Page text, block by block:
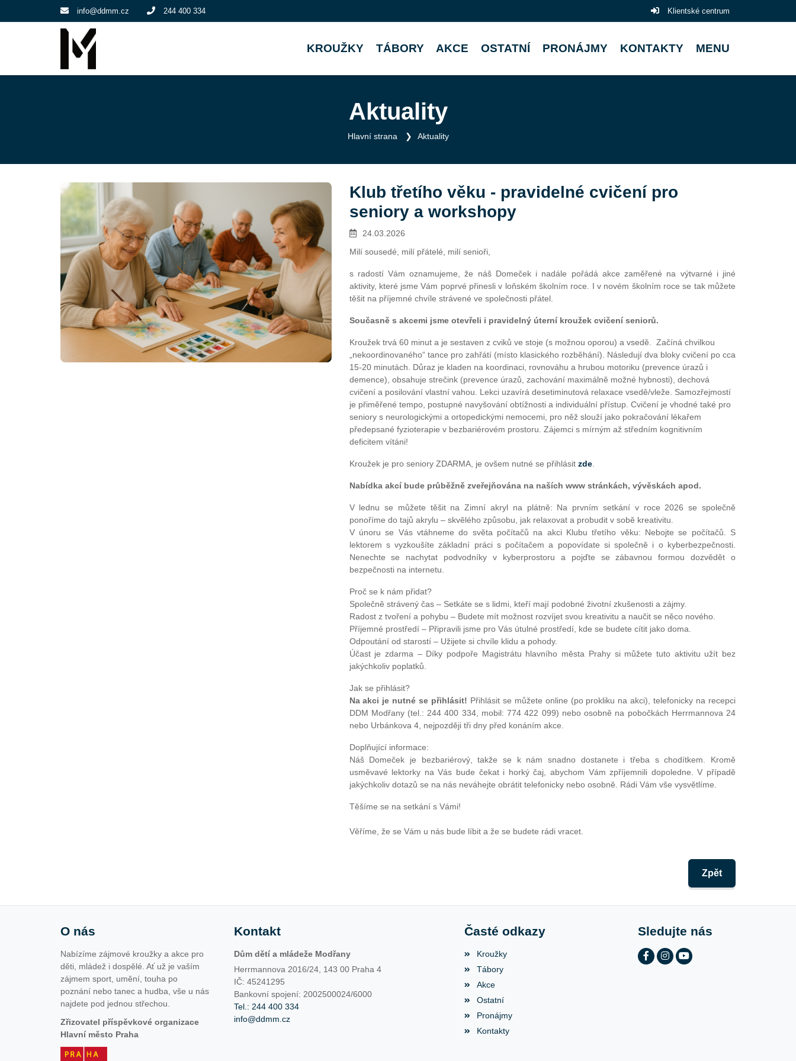
info@ddmm.cz 244 400 334 Klientské centrum
KROUŽKY TÁBORY AKCE OSTATNÍ PRONÁJMY KONTAKTY MENU
Aktuality
Hlavní strana Aktuality
Klub třetího věku - pravidelné cvičení pro
seniory a workshopy
24.03.2026
Milí sousedé, milí přátelé, milí senioři,
s radostí Vám oznamujeme, že náš Domeček i nadále pořádá akce zaměřené na výtvarné i jiné
aktivity, které jsme Vám poprvé přinesli v loňském školním roce. I v novém školním roce se tak můžete
těšit na příjemné chvíle strávené ve společnosti přátel.
Současně s akcemi jsme otevřeli i pravidelný úterní kroužek cvičení seniorů.
Kroužek trvá 60 minut a je sestaven z cviků ve stoje (s možnou oporou) a vsedě. Začíná chvilkou
„nekoordinovaného“ tance pro zahřátí (místo klasického rozběhání). Následují dva bloky cvičení po cca
15-20 minutách. Důraz je kladen na koordinaci, rovnováhu a hrubou motoriku (prevence úrazů i
demence), obsahuje strečink (prevence úrazů, zachování maximálně možné hybnosti), dechová
cvičení a posilování vlastní vahou. Lekci uzavírá desetiminutová relaxace vsedě/vleže. Samozřejmostí
je přiměřené tempo, postupné navyšování obtížnosti a individuální přístup. Cvičení je vhodné také pro
seniory s neurologickými a ortopedickými nemocemi, pro něž slouží jako pokračování lékařem
předepsané fyzioterapie v bezbariérovém prostoru. Zájemci s mírným až středním kognitivním
deficitem vítáni!
Kroužek je pro seniory ZDARMA, je ovšem nutné se přihlásit zde.
Nabídka akcí bude průběžně zveřejňována na naších www stránkách, vývěskách apod.
V lednu se můžete těšit na Zimní akryl na plátně: Na prvním setkání v roce 2026 se společně
ponoříme do tajů akrylu – skvělého způsobu, jak relaxovat a probudit v sobě kreativitu.
V únoru se Vás vtáhneme do světa počítačů na akci Klubu třetího věku: Nebojte se počítačů. S
lektorem s vyzkoušíte základní práci s počítačem a popovídate si společně i o kyberbezpečnosti.
Nenechte se nachytat podvodníky v kyberprostoru a pojďte se zábavnou formou dozvědět o
bezpečnosti na internetu.
Proč se k nám přidat?
Společně strávený čas – Setkáte se s lidmi, kteří mají podobné životní zkušenosti a zájmy.
Radost z tvoření a pohybu – Budete mít možnost rozvíjet svou kreativitu a naučit se něco nového.
Příjemné prostředí – Připravili jsme pro Vás útulné prostředí, kde se budete cítit jako doma.
Odpoutání od starostí – Užijete si chvíle klidu a pohody.
Účast je zdarma – Díky podpoře Magistrátu hlavního města Prahy si můžete tuto aktivitu užít bez
jakýchkoliv poplatků.
Jak se přihlásit?
Na akci je nutné se přihlásit! Přihlásit se můžete online (po prokliku na akci), telefonicky na recepci
DDM Modřany (tel.: 244 400 334, mobil: 774 422 099) nebo osobně na pobočkách Herrmannova 24
nebo Urbánkova 4, nejpozději tři dny před konáním akce.
Doplňující informace:
Náš Domeček je bezbariérový, takže se k nám snadno dostanete i třeba s chodítkem. Kromě
usměvavé lektorky na Vás bude čekat i horký čaj, abychom Vám zpříjemnili dopoledne. V případě
jakýchkoliv dotazů se na nás neváhejte obrátit telefonicky nebo osobně. Rádi Vám vše vysvětlíme.
Těšíme se na setkání s Vámi!
Věříme, že se Vám u nás bude líbit a že se budete rádi vracet.
Zpět
O nás
Nabízíme zájmové kroužky a akce pro
děti, mládež i dospělé. Ať už je vaším
zájmem sport, umění, touha po
poznání nebo tanec a hudba, vše u nás
najdete pod jednou střechou.
Zřizovatel příspěvkové organizace
Hlavní město Praha
Kontakt
Dům dětí a mládeže Modřany
Herrmannova 2016/24, 143 00 Praha 4
IČ: 45241295
Bankovní spojení: 2002500024/6000
Tel.: 244 400 334
info@ddmm.cz
Časté odkazy
Kroužky
Tábory
Akce
Ostatní
Pronájmy
Kontakty
Sledujte nás